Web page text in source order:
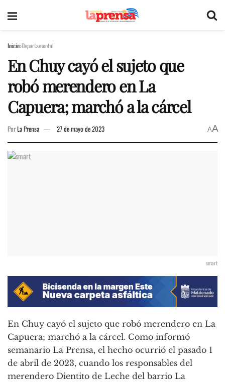
Inicio Departamental
En Chuy cayó el sujeto que
robó merendero en La
Capuera; marchó a la cárcel
PorLa Prensa 27 de mayo de 2023 AA
smart
En Chuy cayó el sujeto que robó merendero en La
Capuera; marchó a la cárcel. Como informó
semanario La Prensa, el hecho ocurrió el pasado 1
de abril de 2023, cuando los responsables del
merendero Dientito de Leche del barrio La